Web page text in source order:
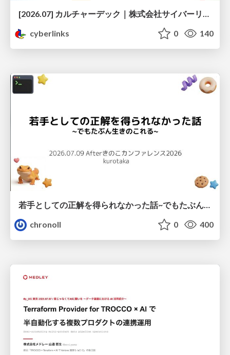
cyberlinks
0 140
若手としての正解を得られなかった話~でもたぶん生きのこれる~
chronoll
0 400